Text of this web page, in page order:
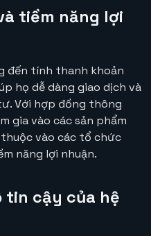
tiềm năng lợi
đến tính thanh khoản
họ dễ dàng giao dịch và
Với hợp đồng thông
gia vào các sản phẩm
vào các tổ chức
năng lợi nhuận.
tin cậy của hệ